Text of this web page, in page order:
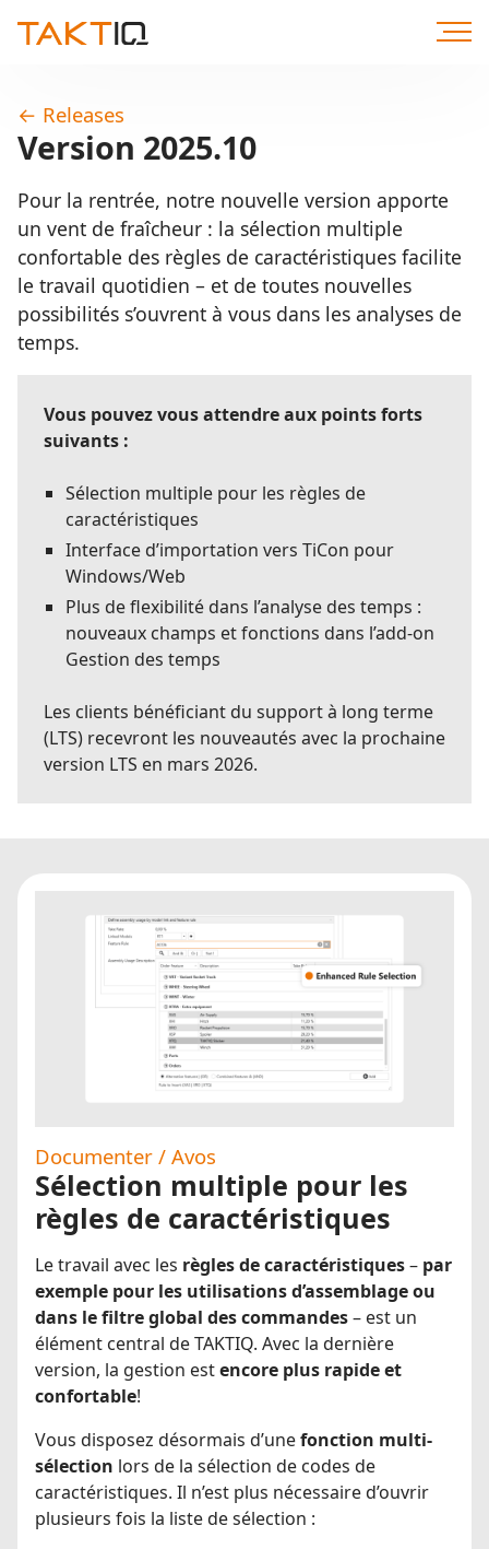
directement
← Releases
Version 2025.10
Pour la rentrée, notre nouvelle version apporte
un vent de fraîcheur : la sélection multiple
confortable des règles de caractéristiques facilite
le travail quotidien – et de toutes nouvelles
possibilités s’ouvrent à vous dans les analyses de
temps.
Vous pouvez vous attendre aux points forts
suivants :
Sélection multiple pour les règles de
caractéristiques
Interface d’importation vers TiCon pour
Windows/Web
Plus de flexibilité dans l’analyse des temps :
nouveaux champs et fonctions dans l’add-on
Gestion des temps
Les clients bénéficiant du support à long terme
(LTS) recevront les nouveautés avec la prochaine
version LTS en mars 2026.
Documenter / Avos
Sélection multiple pour les
règles de caractéristiques
Le travail avec les règles de caractéristiques– par
exemple pour les utilisations d’assemblage ou
dans le filtre global des commandes– est un
élément central de TAKTIQ. Avec la dernière
version, la gestion estencore plus rapide et
confortable!
Vous disposez désormais d’unefonction multi-
sélection lors de la sélection de codes de
caractéristiques. Il n’est plus nécessaire d’ouvrir
plusieurs fois la liste de sélection :